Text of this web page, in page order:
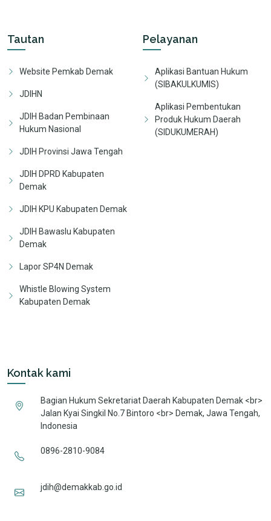
Tautan
Website Pemkab Demak
JDIHN
JDIH Badan Pembinaan
Hukum Nasional
JDIH Provinsi Jawa Tengah
JDIH DPRD Kabupaten
Demak
JDIH KPU Kabupaten Demak
JDIH Bawaslu Kabupaten
Demak
Lapor SP4N Demak
Whistle Blowing System
Kabupaten Demak
Pelayanan
Aplikasi Bantuan Hukum
(SIBAKULKUMIS)
Aplikasi Pembentukan
Produk Hukum Daerah
(SIDUKUMERAH)
Kontak kami
Bagian Hukum Sekretariat Daerah Kabupaten Demak <br>
Jalan Kyai Singkil No.7 Bintoro <br> Demak, Jawa Tengah,
Indonesia
0896-2810-9084
jdih@demakkab.go.id